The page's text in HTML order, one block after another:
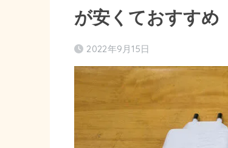
が安くておすすめ
2022年9月15日